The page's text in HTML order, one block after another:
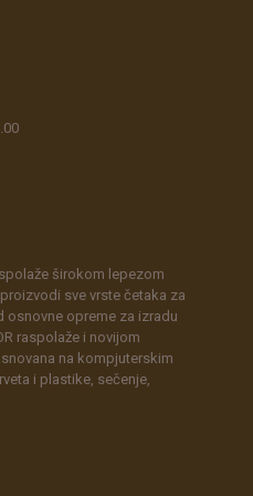
širokom lepezom
sve vrste četaka za
osnovne opreme za izradu
raspolaže i novijom
na kompjuterskim
i plastike, sečenje,